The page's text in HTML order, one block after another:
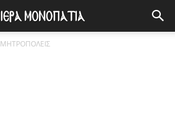
ΜΗΤΡΟΠΟΛΕΙΣ